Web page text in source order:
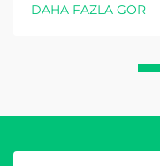
DAHA FAZLA GÖR